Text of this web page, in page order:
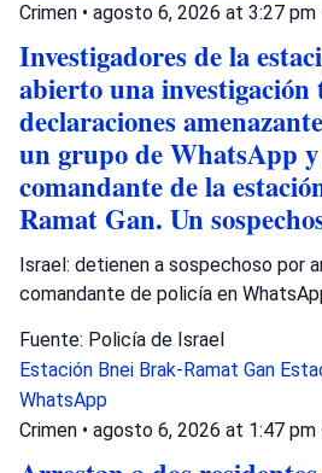
Crimen • agosto 6, 2026 at 3:27 pm
Investigadores de la
abierto una investigación
declaraciones
un grupo de WhatsApp
comandante de la
Ramat Gan. Un
Israel: detienen a sospechoso por
comandante de policía en
Fuente: Policía de Israel
Estación Bnei Brak-Ramat Gan
WhatsApp
Crimen • agosto 6, 2026 at 1:47 pm